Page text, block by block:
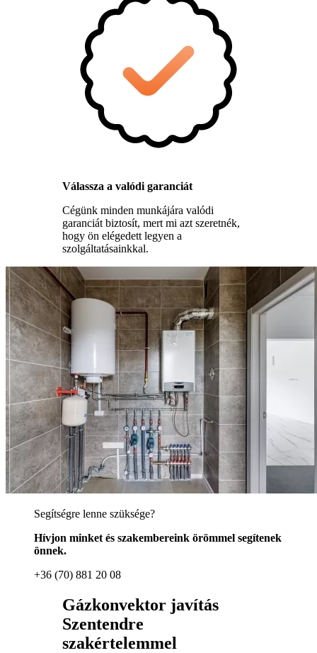
Válassza a valódi garanciát
Cégünk minden munkájára valódi
garanciát biztosít, mert mi azt szeretnék,
hogy ön elégedett legyen a
szolgáltatásainkkal.
Segítségre lenne szüksége?
Hívjon minket és szakembereink örömmel segítenek
önnek.
+36 (70) 881 20 08
Gázkonvektor javítás
Szentendre
szakértelemmel